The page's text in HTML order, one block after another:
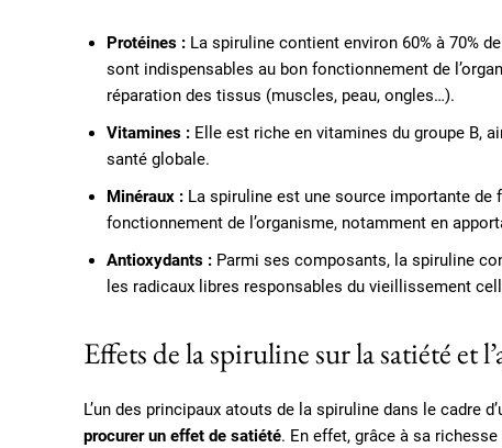
Protéines : La spiruline contient environ 60% à 70%
sont indispensables au bon fonctionnement de
réparation des tissus (muscles, peau, ongles…).
Vitamines : Elle est riche en vitamines du groupe B,
santé globale.
Minéraux : La spiruline est une source importante de
fonctionnement de l’organisme, notamment en
Antioxydants : Parmi ses composants, la spiruline
les radicaux libres responsables du vieillissement
Effets de la spiruline sur la satiété et
L’un des principaux atouts de la spiruline dans le cadre
procurer un effet de satiété. En effet, grâce à sa